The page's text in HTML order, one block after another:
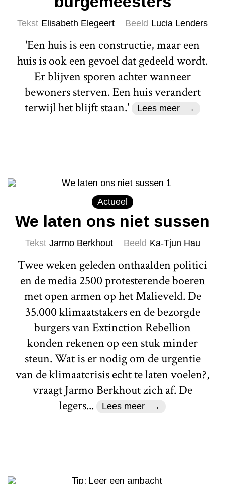
Tekst Elisabeth Elegeert Beeld Lucia Lenders
'Een huis is een constructie, maar een
huis is ook een gevoel dat gedeeld wordt.
Er blijven sporen achter wanneer
bewoners sterven. Een huis verandert
terwijl het blijft staan.'
Lees meer
Actueel
We laten ons niet sussen
Tekst Jarmo Berkhout Beeld Ka-Tjun Hau
Twee weken geleden onthaalden politici
en de media 2500 protesterende boeren
met open armen op het Malieveld. De
35.000 klimaatstakers en de bezorgde
burgers van Extinction Rebellion
konden rekenen op een stuk minder
steun. Wat is er nodig om de urgentie
van de klimaatcrisis echt te laten voelen?,
vraagt Jarmo Berkhout zich af. De
legers...
Lees meer